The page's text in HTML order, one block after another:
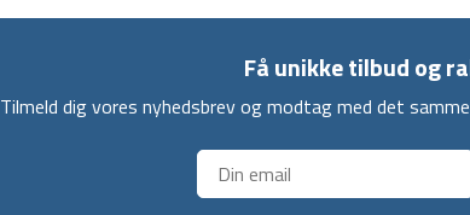
Få unikke tilbud og
Tilmeld dig vores nyhedsbrev og modtag med det